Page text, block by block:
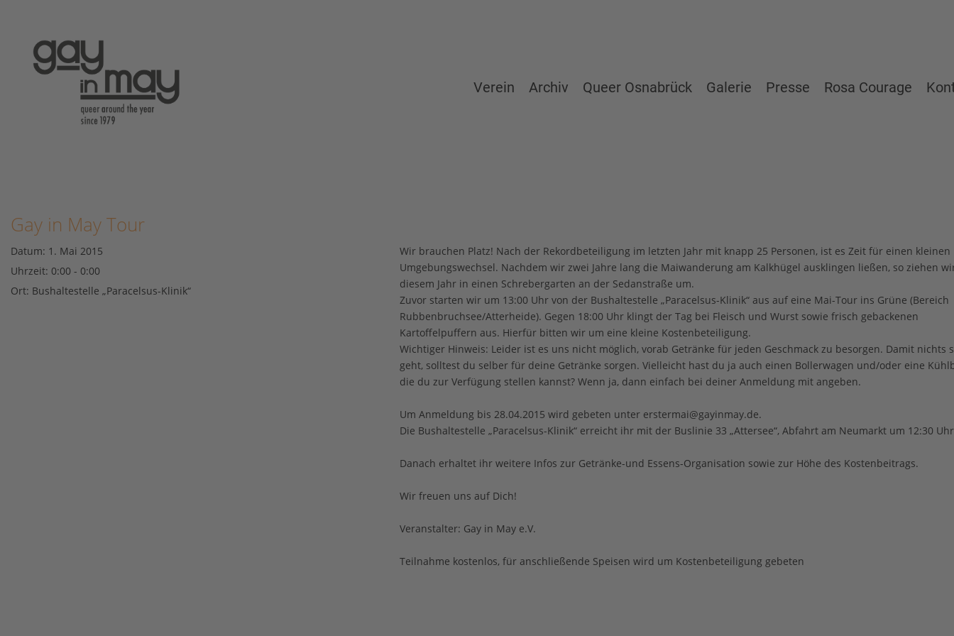
Verein Archiv Queer Osnabrück Galerie Presse Rosa Courage
Gay in May Tour
Datum: 1. Mai 2015
Uhrzeit: 0:00 - 0:00
Ort: Bushaltestelle „Paracelsus-Klinik“
Wir brauchen Platz! Nach der Rekordbeteiligung im letzten Jahr mit knapp 25 Personen, ist es Zeit für einen kleinen
Umgebungswechsel. Nachdem wir zwei Jahre lang die Maiwanderung am Kalkhügel ausklingen ließen, so ziehen
diesem Jahr in einen Schrebergarten an der Sedanstraße um.
Zuvor starten wir um 13:00 Uhr von der Bushaltestelle „Paracelsus-Klinik“ aus auf eine Mai-Tour ins Grüne (Bereich
Rubbenbruchsee/Atterheide). Gegen 18:00 Uhr klingt der Tag bei Fleisch und Wurst sowie frisch gebackenen
Kartoffelpuffern aus. Hierfür bitten wir um eine kleine Kostenbeteiligung.
Wichtiger Hinweis: Leider ist es uns nicht möglich, vorab Getränke für jeden Geschmack zu besorgen. Damit nichts
geht, solltest du selber für deine Getränke sorgen. Vielleicht hast du ja auch einen Bollerwagen und/oder eine
die du zur Verfügung stellen kannst? Wenn ja, dann einfach bei deiner Anmeldung mit angeben.
Um Anmeldung bis 28.04.2015 wird gebeten unter erstermai@gayinmay.de.
Die Bushaltestelle „Paracelsus-Klinik“ erreicht ihr mit der Buslinie 33 „Attersee“, Abfahrt am Neumarkt um 12:30
Danach erhaltet ihr weitere Infos zur Getränke-und Essens-Organisation sowie zur Höhe des Kostenbeitrags.
Wir freuen uns auf Dich!
Veranstalter: Gay in May e.V.
Teilnahme kostenlos, für anschließende Speisen wird um Kostenbeteiligung gebeten